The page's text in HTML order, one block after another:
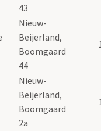
43
Nieuw-
Beijerland,
Boomgaard
44
Nieuw-
Beijerland,
Boomgaard
2a